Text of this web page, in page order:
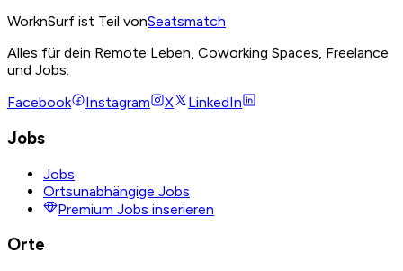
WorknSurf ist Teil vonSeatsmatch
Alles für dein Remote Leben, Coworking Spaces, Freelance
und Jobs.
Facebook
Instagram X LinkedIn
Jobs
Jobs
Ortsunabhängige Jobs
Premium Jobs inserieren
Orte